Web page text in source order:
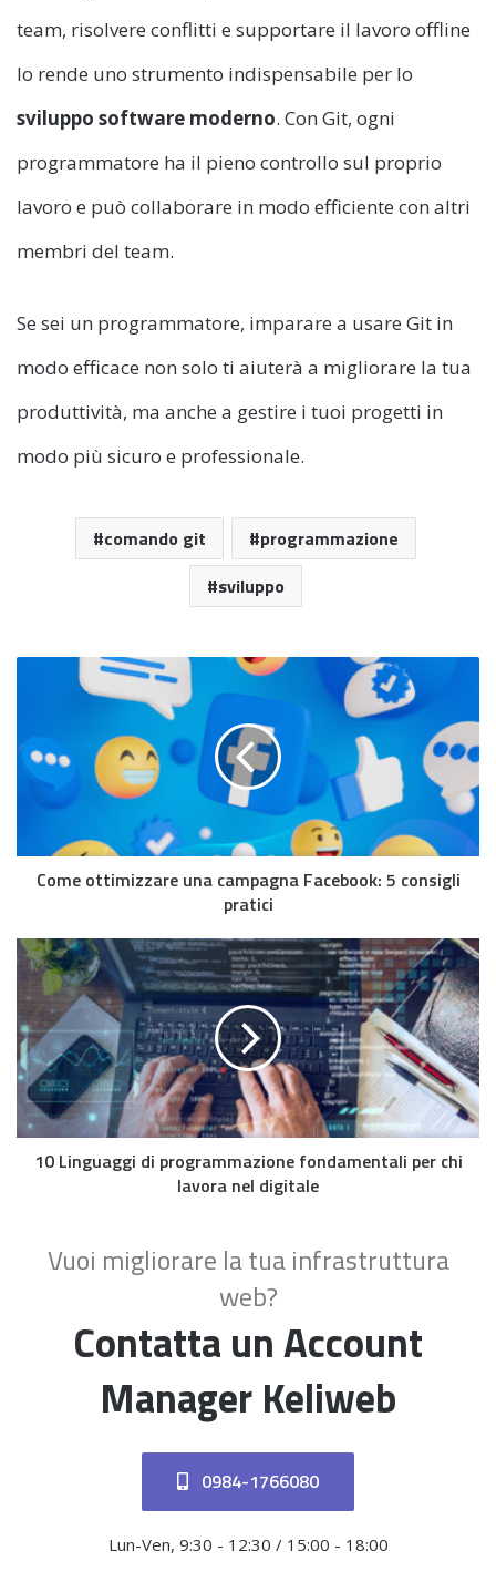
team, risolvere conflitti e supportare il lavoro offline
lo rende uno strumento indispensabile per lo
sviluppo software moderno. Con Git, ogni
programmatore ha il pieno controllo sul proprio
lavoro e può collaborare in modo efficiente con altri
membri del team.
Se sei un programmatore, imparare a usare Git in
modo efficace non solo ti aiuterà a migliorare la tua
produttività, ma anche a gestire i tuoi progetti in
modo più sicuro e professionale.
comando git
programmazione
sviluppo
Come ottimizzare una campagna Facebook: 5 consigli
pratici
10 Linguaggi di programmazione fondamentali per chi
lavora nel digitale
Vuoi migliorare la tua infrastruttura
web?
Contatta un Account
Manager Keliweb
0984-1766080
Lun-Ven, 9:30 - 12:30 / 15:00 - 18:00